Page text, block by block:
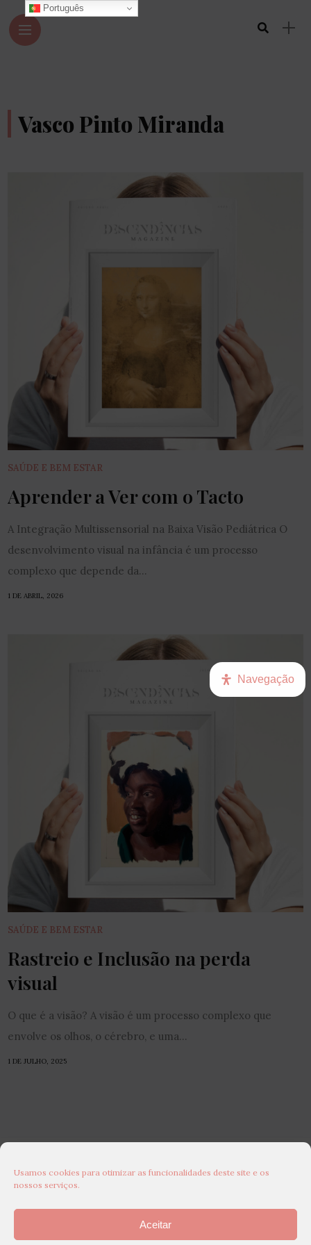
Usamos cookies para otimizar as funcionalidades deste site e os
nossos serviços.
Aceitar
Vasco Pinto Miranda
SAÚDE E BEM ESTAR
Aprender a Ver com o Tacto
A Integração Multissensorial na Baixa Visão Pediátrica O
desenvolvimento visual na infância é um processo
complexo que depende da...
1 DE ABRIL, 2026
SAÚDE E BEM ESTAR
Rastreio e Inclusão na perda
visual
O que é a visão? A visão é um processo complexo que
envolve os olhos, o cérebro, e uma...
1 DE JULHO, 2025
Português
Navegação